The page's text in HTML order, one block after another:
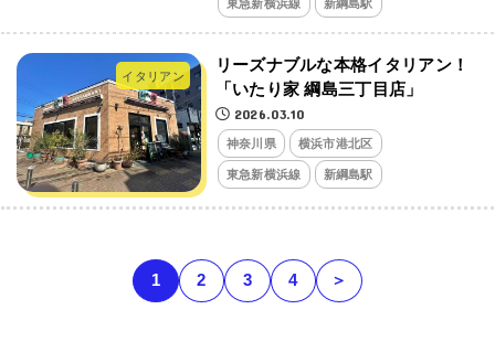
東急新横浜線 新綱島駅
イタリアン
リーズナブルな本格イタリアン！
「いたり家 綱島三丁目店」
2026.03.10
神奈川県 横浜市港北区
東急新横浜線 新綱島駅
1 2 3 4 ＞